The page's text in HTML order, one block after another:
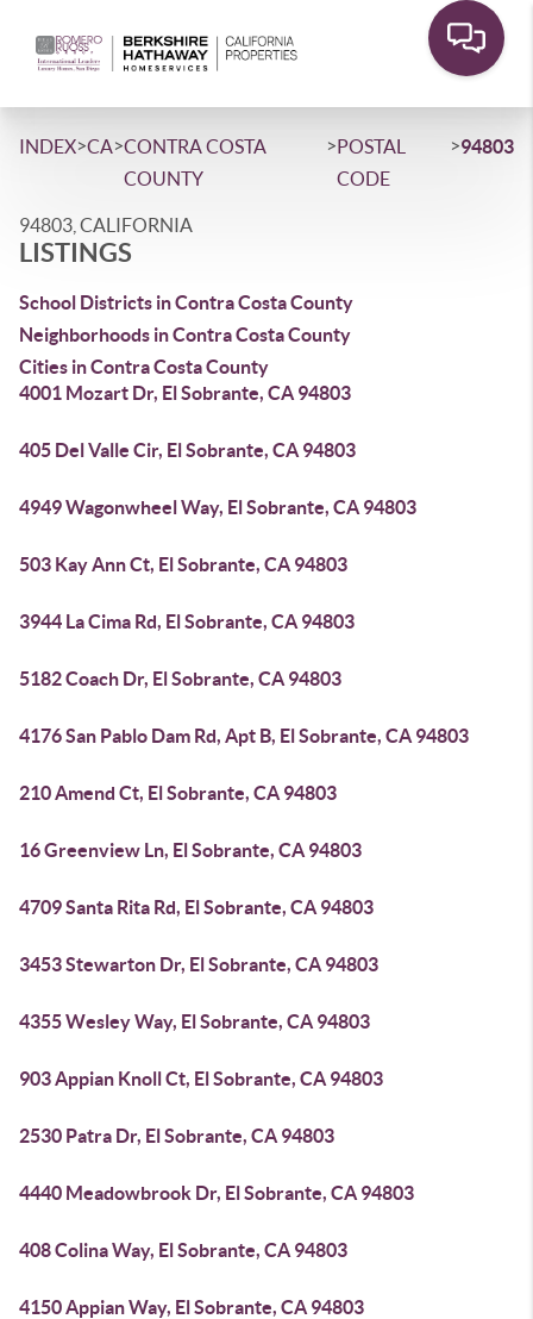
INDEX>CA>CONTRA COSTA
COUNTY
>POSTAL
CODE
>94803
94803, CALIFORNIA
LISTINGS
School Districts in Contra Costa County
Neighborhoods in Contra Costa County
Cities in Contra Costa County
4001 Mozart Dr, El Sobrante, CA 94803
405 Del Valle Cir, El Sobrante, CA 94803
4949 Wagonwheel Way, El Sobrante, CA 94803
503 Kay Ann Ct, El Sobrante, CA 94803
3944 La Cima Rd, El Sobrante, CA 94803
5182 Coach Dr, El Sobrante, CA 94803
4176 San Pablo Dam Rd, Apt B, El Sobrante, CA 94803
210 Amend Ct, El Sobrante, CA 94803
16 Greenview Ln, El Sobrante, CA 94803
4709 Santa Rita Rd, El Sobrante, CA 94803
3453 Stewarton Dr, El Sobrante, CA 94803
4355 Wesley Way, El Sobrante, CA 94803
903 Appian Knoll Ct, El Sobrante, CA 94803
2530 Patra Dr, El Sobrante, CA 94803
4440 Meadowbrook Dr, El Sobrante, CA 94803
408 Colina Way, El Sobrante, CA 94803
4150 Appian Way, El Sobrante, CA 94803